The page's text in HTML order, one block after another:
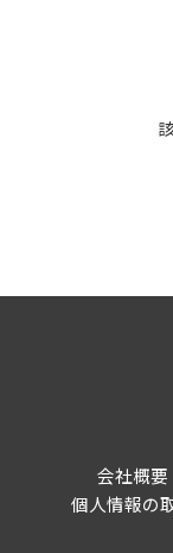
会社概要
個人情報の